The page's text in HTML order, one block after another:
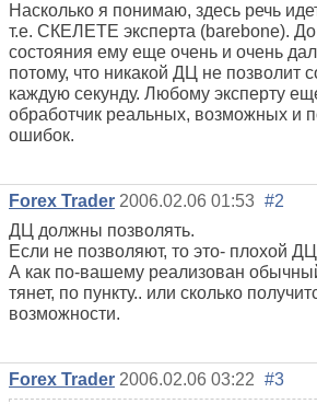
Насколько я понимаю, здесь речь
т.е. СКЕЛЕТЕ эксперта (barebone). До
состояния ему еще очень и очень
потому, что никакой ДЦ не позволит
каждую секунду. Любому эксперту
обработчик реальных, возможных и
ошибок.
Forex Trader 2006.02.06 01:53 #2
ДЦ должны позволять.
Если не позволяют, то это- плохой
А как по-вашему реализован
тянет, по пункту.. или сколько
возможности.
Forex Trader 2006.02.06 03:22 #3